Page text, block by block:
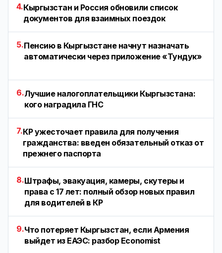
4.Кыргызстан и Россия обновили список
документов для взаимных поездок
5.Пенсию в Кыргызстане начнут назначать
автоматически через приложение «Тундук»
6.Лучшие налогоплательщики Кыргызстана:
кого наградила ГНС
7.КР ужесточает правила для получения
гражданства: введен обязательный отказ от
прежнего паспорта
8.Штрафы, эвакуация, камеры, скутеры и
права с 17 лет: полный обзор новых правил
для водителей в КР
9.Что потеряет Кыргызстан, если Армения
выйдет из ЕАЭС: разбор Economist